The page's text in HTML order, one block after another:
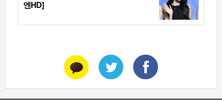
엔HD]